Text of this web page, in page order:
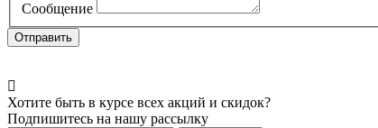
Сообщение
Хотите быть в курсе всех акций и скидок?
Подпишитесь на нашу рассылку